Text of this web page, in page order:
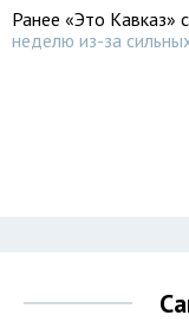
Ранее «Это Кавказ»
неделю из-за